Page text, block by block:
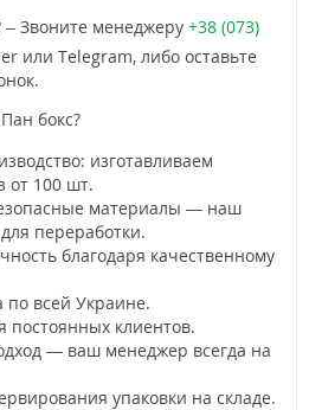
– Звоните менеджеру +38 (073)
или Telegram, либо оставьте
бокс?
изготавливаем
от 100 шт.
материалы — наш
переработки.
благодаря качественному
по всей Украине.
постоянных клиентов.
— ваш менеджер всегда на
упаковки на складе.